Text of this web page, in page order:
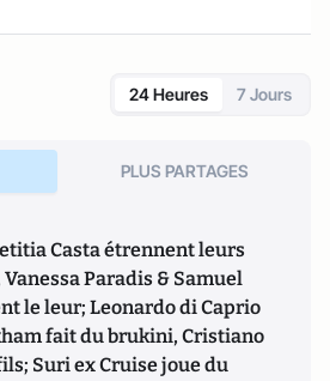
24 Heures 7 Jours
PLUS PARTAGES
Casta étrennent leurs
Paradis & Samuel
le leur; Leonardo di Caprio
fait du brukini, Cristiano
Suri ex Cruise joue du